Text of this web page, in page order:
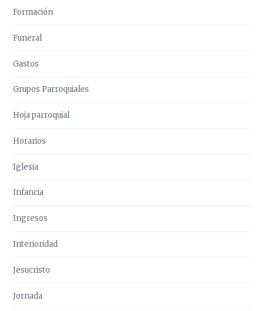
Formación
Funeral
Gastos
Grupos Parroquiales
Hoja parroquial
Horarios
Iglesia
Infancia
Ingresos
Interioridad
Jesucristo
Jornada